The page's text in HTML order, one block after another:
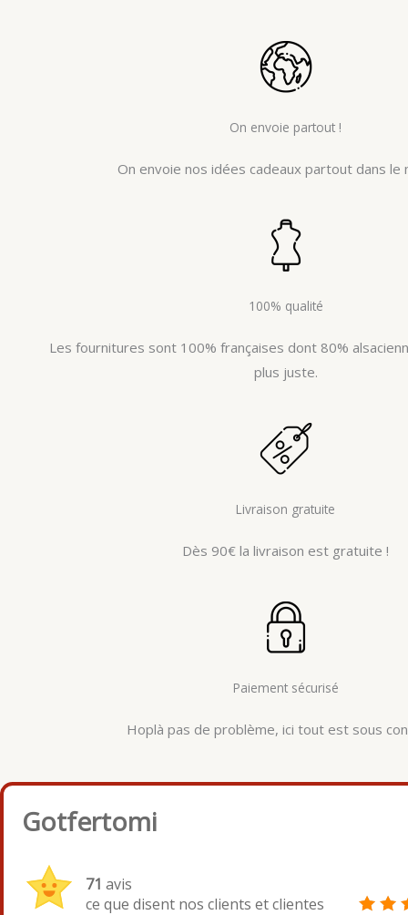
On envoie partout !
On envoie nos idées cadeaux partout dans le
100% qualité
Les fournitures sont 100% françaises dont 80%
plus juste.
Livraison gratuite
Dès 90€ la livraison est gratuite !
Paiement sécurisé
Hoplà pas de problème, ici tout est sous
Gotfertomi
71 avis
ce que disent nos clients et clientes